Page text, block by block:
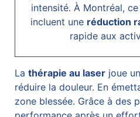
intensité. À Montréal,
incluent une réduction
rapide aux
Lathérapie au laser joue
réduire la douleur. En
zone blessée. Grâce à des